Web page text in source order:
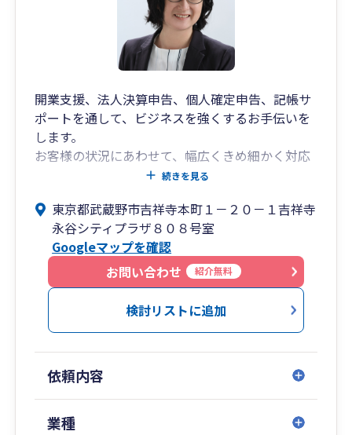
開業支援、法人決算申告、個人確定申告、記帳サ
ポートを通して、ビジネスを強くするお手伝いを
します。
お客様の状況にあわせて、幅広くきめ細かく対応
続きを見る
東京都武蔵野市吉祥寺本町１－２０－１吉祥寺
永谷シティプラザ８０８号室
Googleマップを確認
お問い合わせ
紹介無料
検討リストに追加
依頼内容
業種